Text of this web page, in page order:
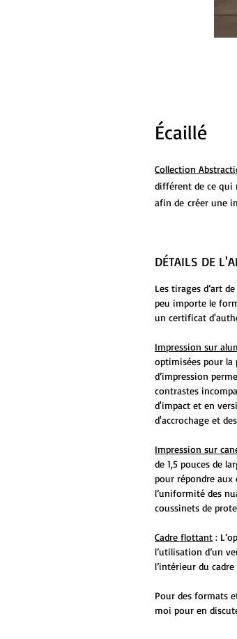
Écaillé
Collection
différent de ce qui
afin de créer une
DÉTAILS DE
Les tirages d’art
peu importe le
un certificat
Impression sur
optimisées pour
d’impression
contrastes
d'impact et en
d'accrochage et
Impression sur
de 1,5 pouces de
pour répondre aux
l’uniformité des
coussinets de
Cadre flottant :
l’utilisation d’un
l’intérieur du
Pour des formats
moi pour en